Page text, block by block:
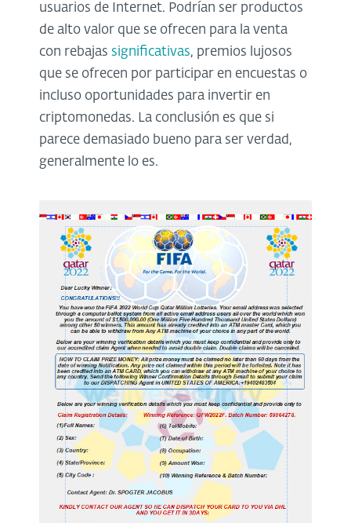
usuarios de Internet. Podrían ser productos
de alto valor que se ofrecen para la venta
con rebajas significativas, premios lujosos
que se ofrecen por participar en encuestas o
incluso oportunidades para invertir en
criptomonedas. La conclusión es que si
parece demasiado bueno para ser verdad,
generalmente lo es.